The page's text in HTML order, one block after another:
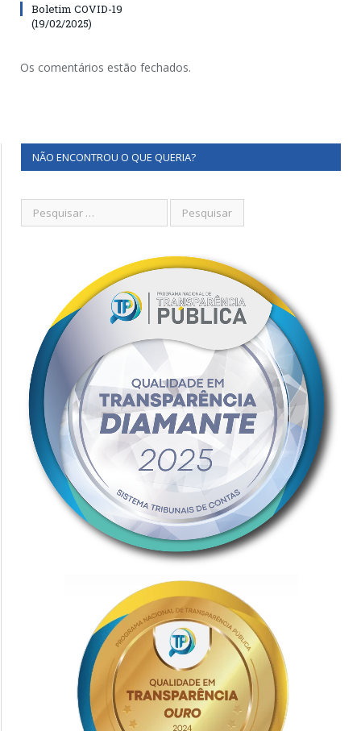
Boletim COVID-19
(19/02/2025)
Os comentários estão fechados.
NÃO ENCONTROU O QUE QUERIA?